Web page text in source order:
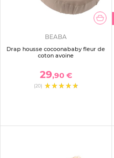
BEABA
Drap housse cocoonababy fleur de
coton avoine
29,90 €
(20)